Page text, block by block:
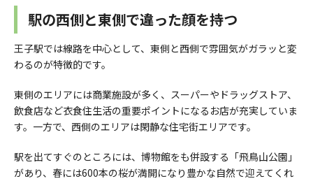
駅の西側と東側で違った顔を持つ
王子駅では線路を中心として、東側と西側で雰囲気がガラッと変
わるのが特徴的です。
東側のエリアには商業施設が多く、スーパーやドラッグストア、
飲食店など衣食住生活の重要ポイントになるお店が充実していま
す。一方で、西側のエリアは閑静な住宅街エリアです。
駅を出てすぐのところには、博物館をも併設する「飛鳥山公園」
があり、春には600本の桜が満開になり豊かな自然で迎えてくれ